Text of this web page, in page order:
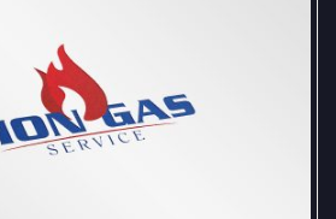
бэлгэдэл, лого #4